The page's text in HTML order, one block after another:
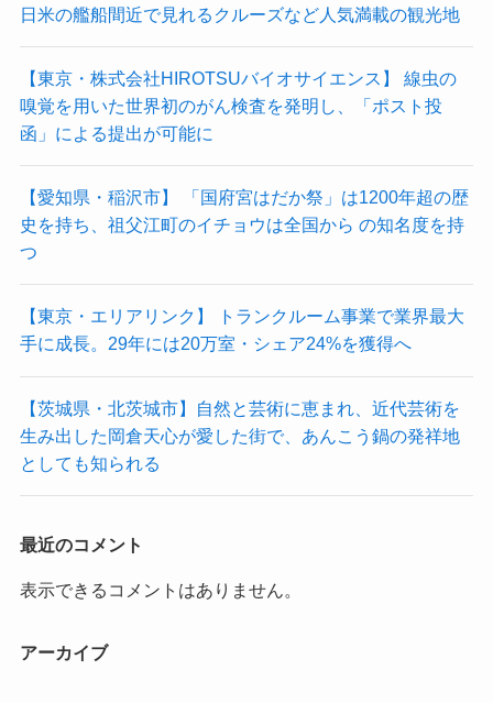
日米の艦船間近で見れるクルーズなど人気満載の観光地
【東京・株式会社HIROTSUバイオサイエンス】 線虫の
嗅覚を用いた世界初のがん検査を発明し、「ポスト投
函」による提出が可能に
【愛知県・稲沢市】 「国府宮はだか祭」は1200年超の歴
史を持ち、祖父江町のイチョウは全国から の知名度を持
つ
【東京・エリアリンク】 トランクルーム事業で業界最大
手に成長。29年には20万室・シェア24%を獲得へ
【茨城県・北茨城市】自然と芸術に恵まれ、近代芸術を
生み出した岡倉天心が愛した街で、あんこう鍋の発祥地
としても知られる
最近のコメント
表示できるコメントはありません。
アーカイブ